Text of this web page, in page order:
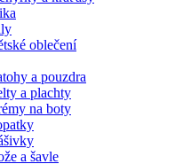
oblečení
a pouzdra
a plachty
na boty
a šavle